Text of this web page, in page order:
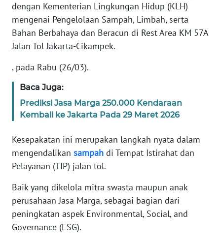
dengan Kementerian Lingkungan Hidup (KLH)
mengenai Pengelolaan Sampah, Limbah, serta
Bahan Berbahaya dan Beracun di Rest Area KM 57A
Jalan Tol Jakarta-Cikampek.
, pada Rabu (26/03).
Baca Juga:
Prediksi Jasa Marga 250.000 Kendaraan
Kembali ke Jakarta Pada 29 Maret 2026
Kesepakatan ini merupakan langkah nyata dalam
mengendalikan sampah di Tempat Istirahat dan
Pelayanan (TIP) jalan tol.
Baik yang dikelola mitra swasta maupun anak
perusahaan Jasa Marga, sebagai bagian dari
peningkatan aspek Environmental, Social, and
Governance (ESG).
KONTAK
KAMI
IKLAN
TENTANG
KAMI
MEDIA
KARIR
DISCLAIMER